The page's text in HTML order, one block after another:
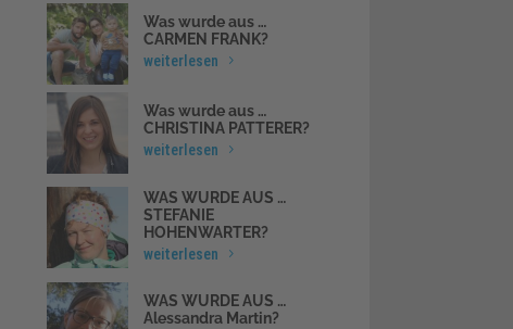
Was wurde aus …
CARMEN FRANK?
weiterlesen
Was wurde aus …
CHRISTINA PATTERER?
weiterlesen
WAS WURDE AUS …
STEFANIE
HOHENWARTER?
weiterlesen
WAS WURDE AUS …
Alessandra Martin?